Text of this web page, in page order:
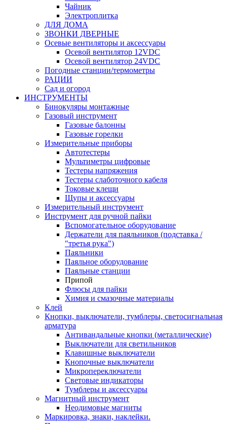
Чайник
Электроплитка
ДЛЯ ДОМА
ЗВОНКИ ДВЕРНЫЕ
Осевые вентиляторы и аксессуары
Осевой вентилятор 12VDC
Осевой вентилятор 24VDC
Погодные станции/термометры
РАЦИИ
Сад и огород
ИНСТРУМЕНТЫ
Бинокуляры монтажные
Газовый инструмент
Газовые балонны
Газовые горелки
Измерительные приборы
Автотестеры
Мультиметры цифровые
Тестеры напряжения
Тестеры слаботочного кабеля
Токовые клещи
Щупы и аксессуары
Измерительный инструмент
Инструмент для ручной пайки
Вспомогательное оборудование
Держатели для паяльников (подставка /
"третья рука")
Паяльники
Паяльное оборудование
Паяльные станции
Припой
Флюсы для пайки
Химия и смазочные материалы
Клей
Кнопки, выключатели, тумблеры, светосигнальная
арматура
Антивандальные кнопки (металлические)
Выключатели для светильников
Клавишные выключатели
Кнопочные выключатели
Микропереключатели
Световые индикаторы
Тумблеры и аксессуары
Магнитный инструмент
Неодимовые магниты
Маркировка, знаки, наклейки.